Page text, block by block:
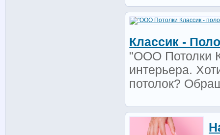
Классик -
"ООО Потолки
интерьера.
потолок?